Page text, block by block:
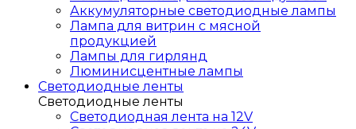
Аккумуляторные светодиодные лампы
Лампа для витрин с мясной
продукцией
Лампы для гирлянд
Люминисцентные лампы
Светодиодные ленты
Светодиодные ленты
Светодиодная лента на 12V